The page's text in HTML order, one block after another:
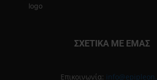
ΣΧΕΤΙΚΑ ΜΕ ΕΜΑΣ
Επικοινωνία: